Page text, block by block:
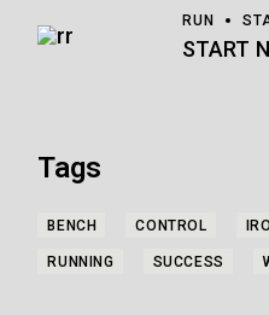
RUN
START
Tags
BENCH CONTROL
RUNNING
SUCCESS